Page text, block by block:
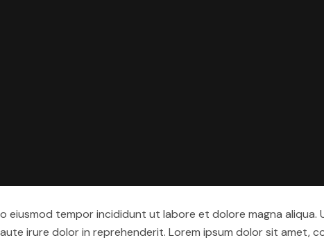
tempor incididunt ut labore et dolore magna aliqua.
irure dolor in reprehenderit. Lorem ipsum dolor sit amet,